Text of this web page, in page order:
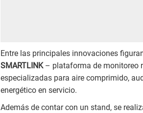
Entre las principales innovaciones
SMARTLINK– plataforma de monitoreo
especializadas para aire comprimido,
energético en servicio.
Además de contar con un stand, se